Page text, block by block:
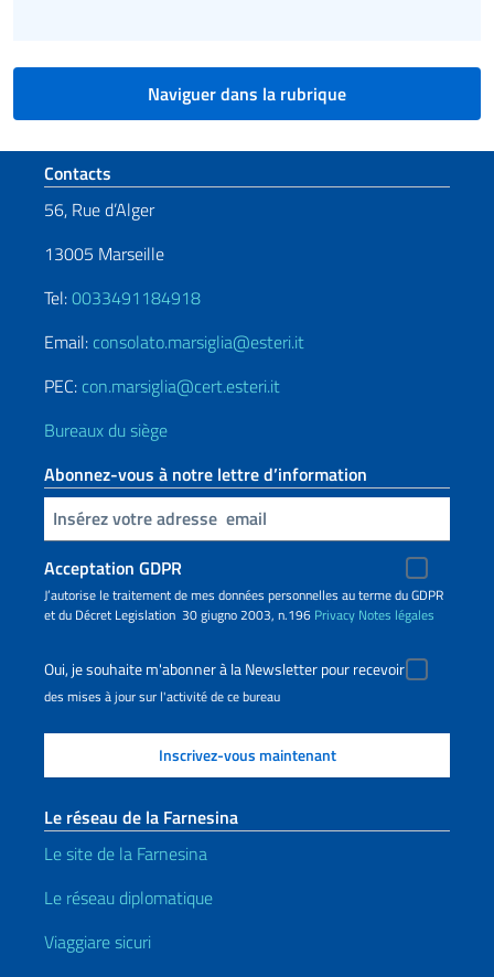
Naviguer dans la rubrique
Section de pied de page
Contacts
56, Rue d’Alger
13005 Marseille
Tel:0033491184918
Email: consolato.marsiglia@esteri.it
PEC: con.marsiglia@cert.esteri.it
Bureaux du siège
Abonnez-vous à notre lettre d’information
Insert your email
Acceptation GDPR
J’autorise le traitement de mes données personnelles au terme du GDPR
et du Décret Legislation 30 giugno 2003, n.196 Privacy Notes légales
Oui, je souhaite m'abonner à la Newsletter pour recevoir
des mises à jour sur l'activité de ce bureau
Le réseau de la Farnesina
Le site de la Farnesina
Le réseau diplomatique
Viaggiare sicuri